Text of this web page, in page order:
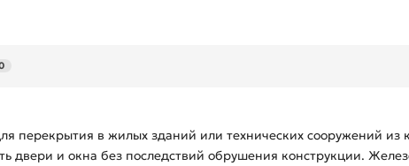
перекрытия в жилых зданий или технических сооружений из
двери и окна без последствий обрушения конструкции.